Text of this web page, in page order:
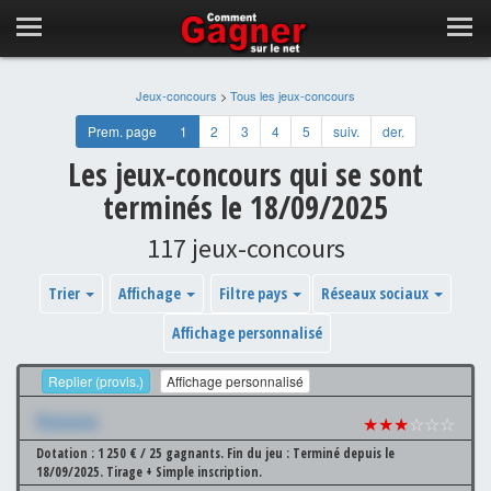
Jeux-concours > Tous les jeux-concours
Prem. page 1 2 3 4 5 suiv. der.
Les jeux-concours qui se sont
terminés le 18/09/2025
117 jeux-concours
Trier Affichage Filtre pays
Réseaux sociaux
Affichage personnalisé
Replier (provis.) Affichage personnalisé
Xxxxxxx ★★★☆☆☆
Dotation : 1 250 € / 25 gagnants. Fin du jeu : Terminé depuis le
18/09/2025. Tirage + Simple inscription.